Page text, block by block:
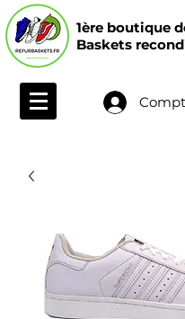
1ère boutique
Baskets